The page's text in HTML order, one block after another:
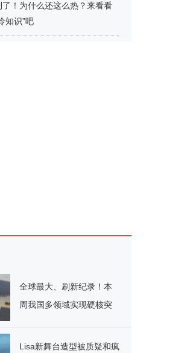
了！为什么还这么热？来看看
知识”吧
全球最大、刷新纪录！本
周我国多领域实现硬核突
Lisa新舞台造型被质疑和疯